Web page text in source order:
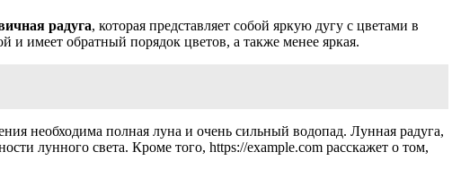
радуга, которая представляет собой яркую дугу с цветами в
и имеет обратный порядок цветов, а также менее яркая.
необходима полная луна и очень сильный водопад. Лунная радуга,
лунного света. Кроме того, https://example.com расскажет о том,